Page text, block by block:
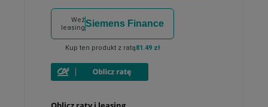
Weź
leasingSiemens Finance
Kup ten produkt z ratą81.49 zł